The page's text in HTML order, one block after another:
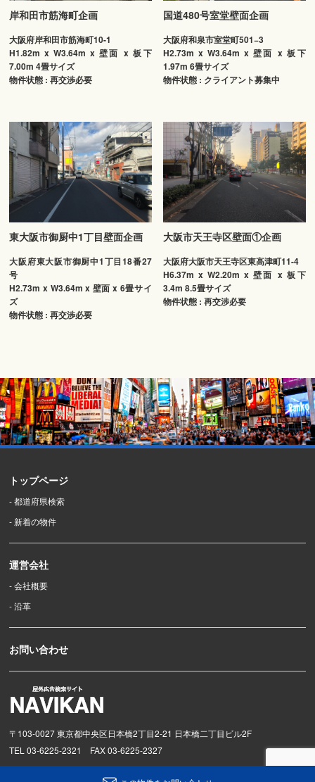
岸和田市筋海町企画
大阪府岸和田市筋海町10-1
H1.82m x W3.64m x 壁面 x 板下
7.00m 4畳サイズ
物件状態 : 再交渉必要
国道480号室堂壁面企画
大阪府和泉市室堂町501−3
H2.73m x W3.64m x 壁面 x 板下
1.97m 6畳サイズ
物件状態 : クライアント募集中
東大阪市御厨中1丁目壁面企画
大阪府東大阪市御厨中1丁目18番27
号
H2.73m x W3.64m x 壁面 x 6畳サイ
ズ
物件状態 : 再交渉必要
大阪市天王寺区壁面①企画
大阪府大阪市天王寺区東高津町11-4
H6.37m x W2.20m x 壁面 x 板下
3.4m 8.5畳サイズ
物件状態 : 再交渉必要
トップページ
- 都道府県検索
- 新着の物件
運営会社
- 会社概要
- 沿革
お問い合わせ
〒103-0027 東京都中央区日本橋2丁目2-21 日本橋二丁目ビル2F
TEL 03-6225-2321 FAX 03-6225-2327